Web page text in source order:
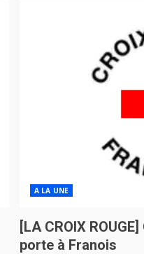
A LA UNE
[LA CROIX
porte à Franois